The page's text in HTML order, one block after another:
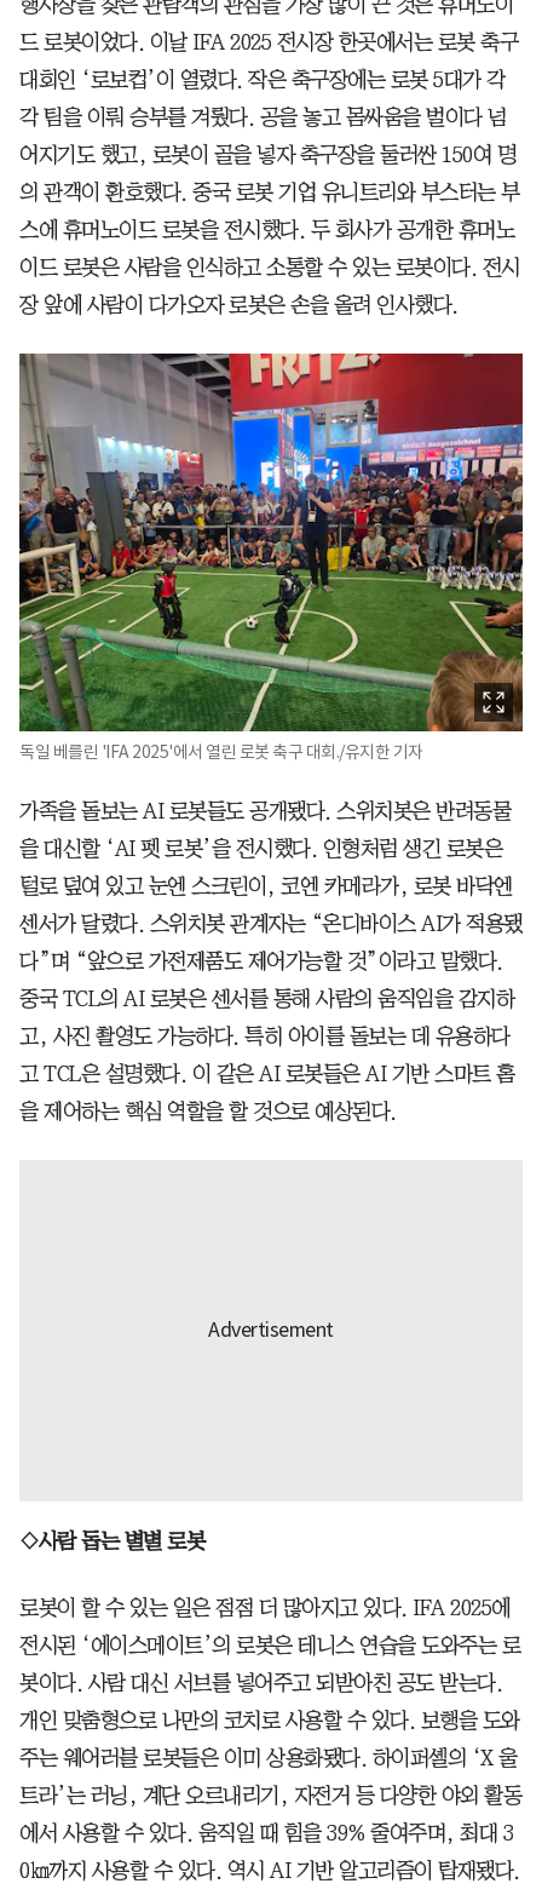
드 로봇이었다. 이날 IFA 2025 전시장 한곳에서는 로봇 축구
대회인 ‘로보컵’이 열렸다. 작은 축구장에는 로봇 5대가 각
각 팀을 이뤄 승부를 겨뤘다. 공을 놓고 몸싸움을 벌이다 넘
어지기도 했고, 로봇이 골을 넣자 축구장을 둘러싼 150여 명
의 관객이 환호했다. 중국 로봇 기업 유니트리와 부스터는 부
스에 휴머노이드 로봇을 전시했다. 두 회사가 공개한 휴머노
이드 로봇은 사람을 인식하고 소통할 수 있는 로봇이다. 전시
장 앞에 사람이 다가오자 로봇은 손을 올려 인사했다.
독일 베를린 'IFA 2025'에서 열린 로봇 축구 대회./유지한 기자
가족을 돌보는 AI 로봇들도 공개됐다. 스위치봇은 반려동물
을 대신할 ‘AI 펫 로봇’을 전시했다. 인형처럼 생긴 로봇은
털로 덮여 있고 눈엔 스크린이, 코엔 카메라가, 로봇 바닥엔
센서가 달렸다. 스위치봇 관계자는 “온디바이스 AI가 적용됐
다”며 “앞으로 가전제품도 제어가능할 것”이라고 말했다.
중국 TCL의 AI 로봇은 센서를 통해 사람의 움직임을 감지하
고, 사진 촬영도 가능하다. 특히 아이를 돌보는 데 유용하다
고 TCL은 설명했다. 이 같은 AI 로봇들은 AI 기반 스마트 홈
을 제어하는 핵심 역할을 할 것으로 예상된다.
◇사람 돕는 별별 로봇
로봇이 할 수 있는 일은 점점 더 많아지고 있다. IFA 2025에
전시된 ‘에이스메이트’의 로봇은 테니스 연습을 도와주는 로
봇이다. 사람 대신 서브를 넣어주고 되받아친 공도 받는다.
개인 맞춤형으로 나만의 코치로 사용할 수 있다. 보행을 도와
주는 웨어러블 로봇들은 이미 상용화됐다. 하이퍼셸의 ‘X 울
트라’는 러닝, 계단 오르내리기, 자전거 등 다양한 야외 활동
에서 사용할 수 있다. 움직일 때 힘을 39% 줄여주며, 최대 3
0㎞까지 사용할 수 있다. 역시 AI 기반 알고리즘이 탑재됐다.